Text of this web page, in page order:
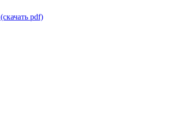
(cкачать pdf)